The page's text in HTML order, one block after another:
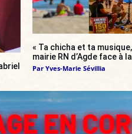
« Ta chicha et ta
mairie RN d’Agde face à
Par Yves-Marie Sévillia